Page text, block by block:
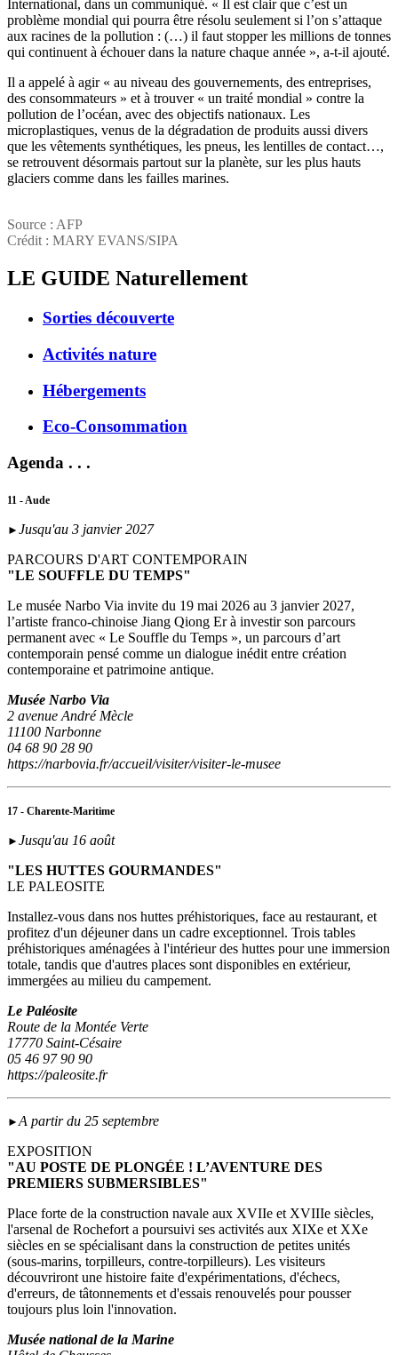
International, dans un communiqué. « Il est clair que c’est un
problème mondial qui pourra être résolu seulement si l’on s’attaque
aux racines de la pollution : (…) il faut stopper les millions de tonnes
qui continuent à échouer dans la nature chaque année », a-t-il ajouté.
Il a appelé à agir « au niveau des gouvernements, des entreprises,
des consommateurs » et à trouver « un traité mondial » contre la
pollution de l’océan, avec des objectifs nationaux. Les
microplastiques, venus de la dégradation de produits aussi divers
que les vêtements synthétiques, les pneus, les lentilles de contact…,
se retrouvent désormais partout sur la planète, sur les plus hauts
glaciers comme dans les failles marines.
Source : AFP
Crédit : MARY EVANS/SIPA
LE GUIDE Naturellement
Sorties découverte
Activités nature
Hébergements
Eco-Consommation
Agenda . . .
11 - Aude
► Jusqu'au 3 janvier 2027
PARCOURS D'ART CONTEMPORAIN
"LE SOUFFLE DU TEMPS"
Le musée Narbo Via invite du 19 mai 2026 au 3 janvier 2027,
l’artiste franco-chinoise Jiang Qiong Er à investir son parcours
permanent avec « Le Souffle du Temps », un parcours d’art
contemporain pensé comme un dialogue inédit entre création
contemporaine et patrimoine antique.
Musée Narbo Via
2 avenue André Mècle
11100 Narbonne
04 68 90 28 90
https://narbovia.fr/accueil/visiter/visiter-le-musee
17 - Charente-Maritime
► Jusqu'au 16 août
"LES HUTTES GOURMANDES"
LE PALEOSITE
Installez-vous dans nos huttes préhistoriques, face au restaurant, et
profitez d'un déjeuner dans un cadre exceptionnel. Trois tables
préhistoriques aménagées à l'intérieur des huttes pour une immersion
totale, tandis que d'autres places sont disponibles en extérieur,
immergées au milieu du campement.
Le Paléosite
Route de la Montée Verte
17770 Saint-Césaire
05 46 97 90 90
https://paleosite.fr
►A partir du 25 septembre
EXPOSITION
"AU POSTE DE PLONGÉE ! L’AVENTURE DES
PREMIERS SUBMERSIBLES"
Place forte de la construction navale aux XVIIe et XVIIIe siècles,
l'arsenal de Rochefort a poursuivi ses activités aux XIXe et XXe
siècles en se spécialisant dans la construction de petites unités
(sous‑marins, torpilleurs, contre-torpilleurs). Les visiteurs
découvriront une histoire faite d'expérimentations, d'échecs,
d'erreurs, de tâtonnements et d'essais renouvelés pour pousser
toujours plus loin l'innovation.
Musée national de la Marine